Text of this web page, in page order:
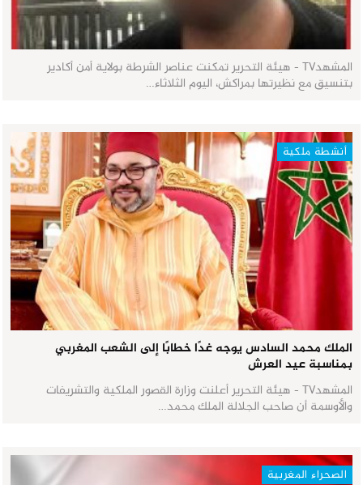
المشهدTV - هيئة التحرير تمكنت عناصر الشرطة بولاية أمن أكادير
بتنسيق مع نظيرتها بمراكش، اليوم الثلاثاء…
أنشطة ملكية
الملك محمد السادس يوجه غدًا خطابًا إلى الشعب المغربي
بمناسبة عيد العرش
المشهدTV - هيئة التحرير أعلنت وزارة القصور الملكية والتشريفات
والأوسمة أن صاحب الجلالة الملك محمد…
الصحراء المغربية